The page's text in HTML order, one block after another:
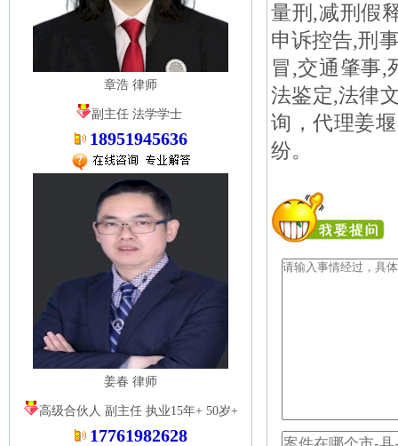
章浩 律师
副主任 法学学士
18951945636
姜春 律师
高级合伙人 副主任 执业15年+ 50岁+
17761982628
量刑,减刑假
申诉控告,刑
冒,交通肇事,
法鉴定,法律
询，代理姜
纷。